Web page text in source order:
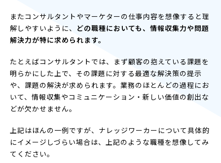
またコンサルタントやマーケターの仕事内容を想像すると理
解しやすいように、 どの職種においても、情報収集力や問題
解決力が特に求められます。
たとえばコンサルタントでは、まず顧客の抱えている課題を
明らかにした上で、その課題に対する最適な解決策の提示
や、課題の解決が求められます。業務のほとんどの過程にお
いて、情報収集やコミュニケーション・新しい価値の創出な
どが欠かせません。
上記はほんの一例ですが、ナレッジワーカーについて具体的
にイメージしづらい場合は、上記のような職種を想像してみ
てください。